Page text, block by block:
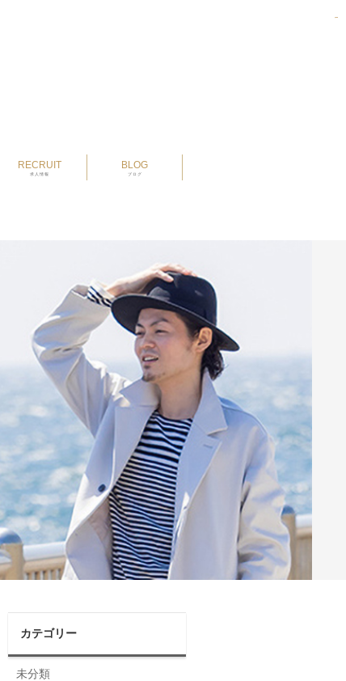
RECRUIT
求人情報
BLOG
ブログ
カテゴリー
未分類